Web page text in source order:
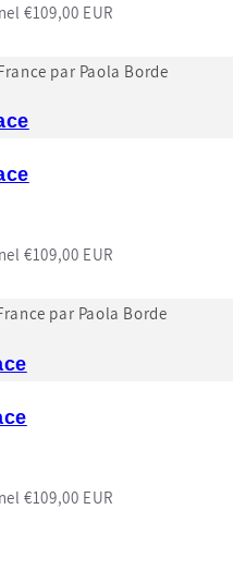
€109,00 EUR
€109,00 EUR
€109,00 EUR